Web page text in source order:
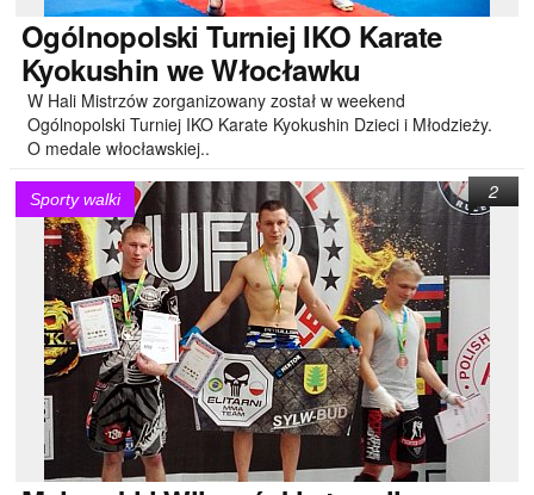
Ogólnopolski Turniej IKO Karate
Kyokushin we Włocławku
W Hali Mistrzów zorganizowany został w weekend
Ogólnopolski Turniej IKO Karate Kyokushin Dzieci i Młodzieży.
O medale włocławskiej..
Sporty walki 2